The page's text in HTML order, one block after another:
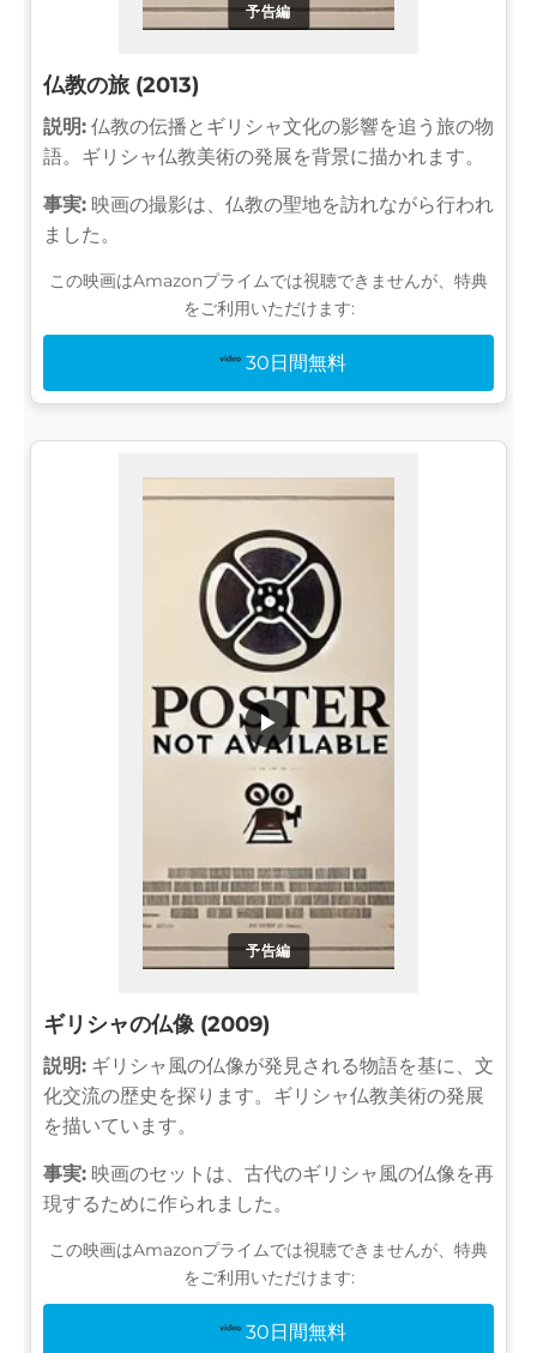
予告編
仏教の旅 (2013)
説明: 仏教の伝播とギリシャ文化の影響を追う旅の物
語。ギリシャ仏教美術の発展を背景に描かれます。
事実: 映画の撮影は、仏教の聖地を訪れながら行われ
ました。
この映画はAmazonプライムでは視聴できませんが、特典
をご利用いただけます:
30日間無料
予告編
▶
ギリシャの仏像 (2009)
説明: ギリシャ風の仏像が発見される物語を基に、文
化交流の歴史を探ります。ギリシャ仏教美術の発展
を描いています。
事実: 映画のセットは、古代のギリシャ風の仏像を再
現するために作られました。
この映画はAmazonプライムでは視聴できませんが、特典
をご利用いただけます:
30日間無料